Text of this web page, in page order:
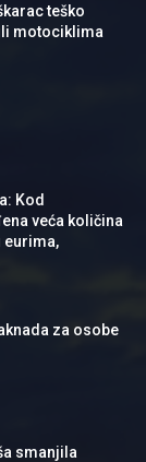
teško
motociklima
Kod
veća količina
eurima,
za osobe
smanjila